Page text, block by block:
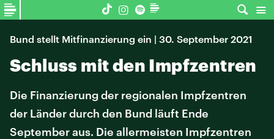
Bund stellt Mitfinanzierung ein | 30. September 2021
Schluss mit den Impfzentren
Die Finanzierung der regionalen Impfzentren
der Länder durch den Bund läuft Ende
September aus. Die allermeisten Impfzentren